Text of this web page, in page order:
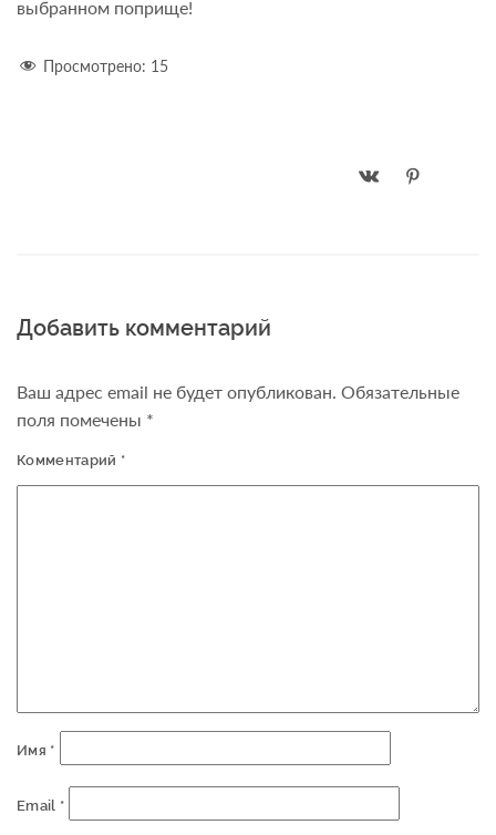
выбранном поприще!
Просмотрено: 15
Добавить комментарий
Ваш адрес email не будет опубликован. Обязательные
поля помечены *
Комментарий *
Имя *
Email *